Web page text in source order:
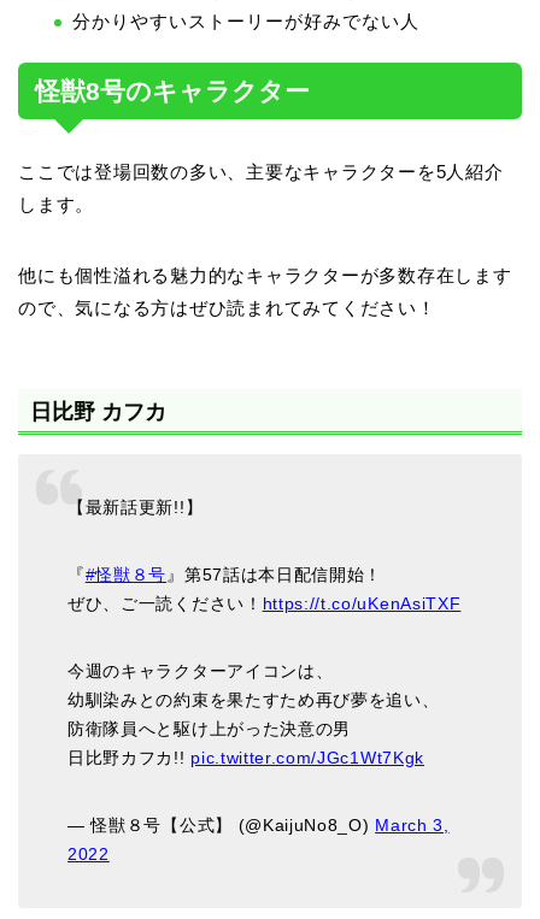
分かりやすいストーリーが好みでない人
怪獣8号のキャラクター
ここでは登場回数の多い、主要なキャラクターを5人紹介
します。
他にも個性溢れる魅力的なキャラクターが多数存在します
ので、気になる方はぜひ読まれてみてください！
日比野 カフカ
【最新話更新!!】
『 #怪獣８号』第57話は本日配信開始！
ぜひ、ご一読ください！ https://t.co/uKenAsiTXF
今週のキャラクターアイコンは、
幼馴染みとの約束を果たすため再び夢を追い、
防衛隊員へと駆け上がった決意の男
日比野カフカ!! pic.twitter.com/JGc1Wt7Kgk
— 怪獣８号【公式】 (@KaijuNo8_O) March 3,
2022